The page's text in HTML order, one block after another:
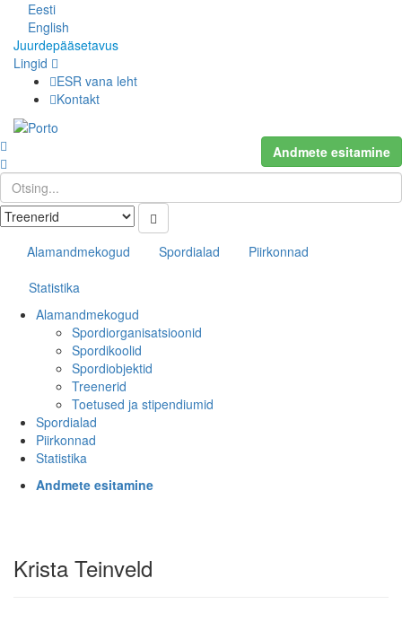
Eesti
English
Juurdepääsetavus
Lingid
ESR vana leht
Kontakt
Andmete esitamine
Alamandmekogud Spordialad
Piirkonnad
Statistika
Alamandmekogud
Spordiorganisatsioonid
Spordikoolid
Spordiobjektid
Treenerid
Toetused ja stipendiumid
Spordialad
Piirkonnad
Statistika
Andmete esitamine
Krista Teinveld